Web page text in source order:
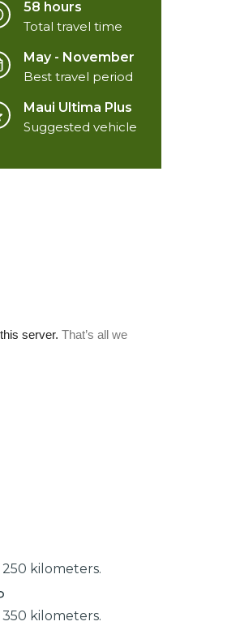
58 hours
Total travel time
May - November
Best travel period
Maui Ultima Plus
Suggested vehicle
kilometers.
kilometers.